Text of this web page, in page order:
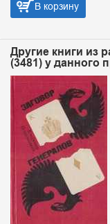
В корзину
Другие книги из
(3481) у данного